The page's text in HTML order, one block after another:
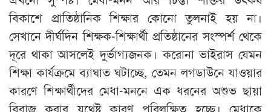
বিকাশে প্রাতিষ্ঠানিক শিক্ষার কোনো তুলনাই হয় না।
সেখানে দীর্ঘদিন শিক্ষক-শিক্ষার্থী প্রতিষ্ঠানের সংস্পর্শ থেকে
দূরে থাকা আসলেই দুর্ভাগ্যজনক। করোনা ভাইরাস যেমন
শিক্ষা কার্যক্রমে ব্যাঘাত ঘটাচ্ছে, তেমন লগডাউনে যাওয়ার
কারণে শিক্ষার্থীদের মেধা-মননে এক ধরনের অশুভ ছায়া
বিরাজ করার যথেষ্ট কারণ পরিলক্ষিত হচ্ছে। মেধাকে